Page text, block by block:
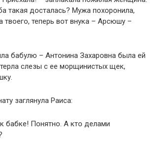
такая досталась? Мужа похоронила,
теперь вот внука – Арсюшу –
бабулю – Антонина Захаровна была ей
слезы с ее морщинистых щек,
заглянула Раиса:
бабке! Понятно. А кто делами